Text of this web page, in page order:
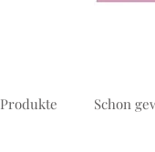
Produkte Schon